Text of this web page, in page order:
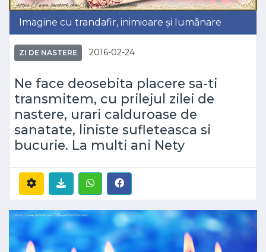
Imagine cu trandafir, inimioare și lumânare
ZI DE NASTERE 2016-02-24
Ne face deosebita placere sa-ti
transmitem, cu prilejul zilei de
nastere, urari calduroase de
sanatate, liniste sufleteasca si
bucurie. La multi ani Nety